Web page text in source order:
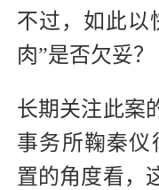
不过，如此以
肉”是否欠妥？
长期关注此案
事务所鞠秦仪
置的角度看，